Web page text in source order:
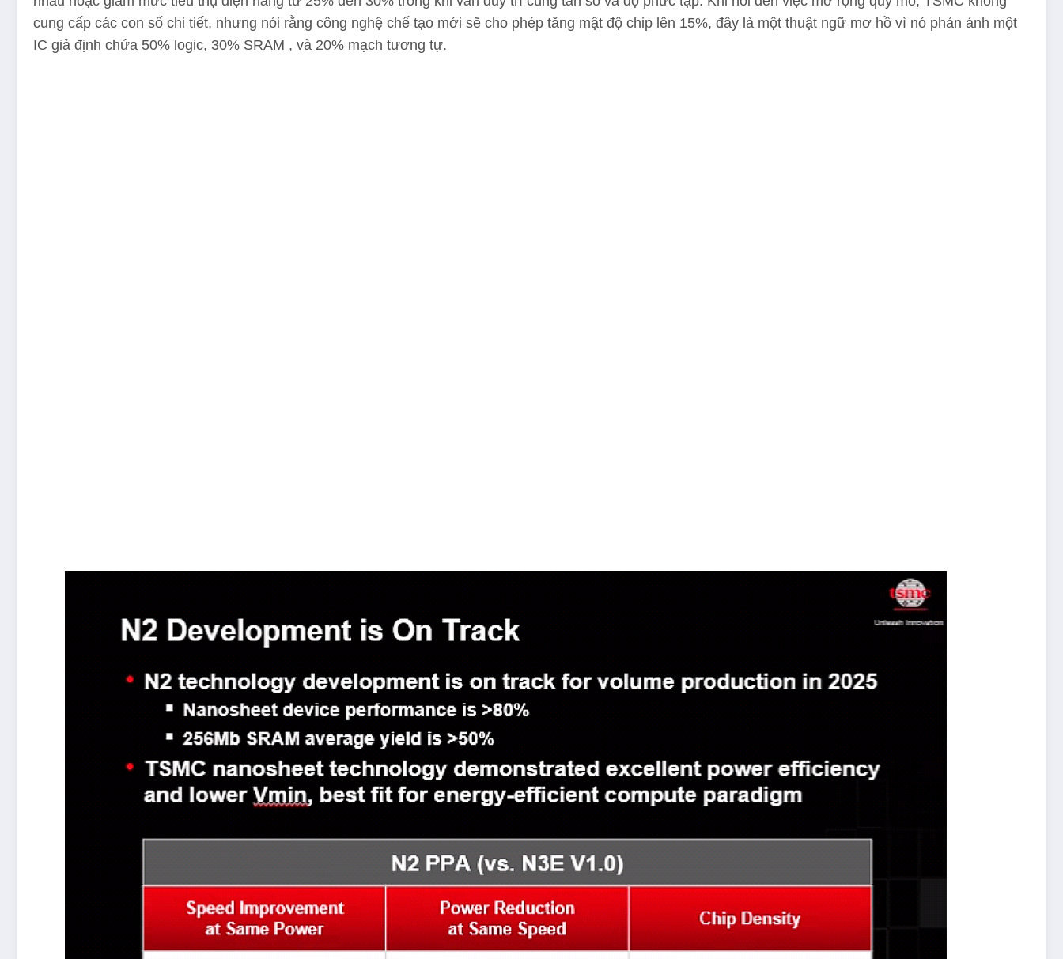
cung cấp các con số chi tiết, nhưng nói rằng công nghệ chế tạo mới sẽ cho phép tăng mật độ chip lên 15%, đây là một thuật ngữ mơ hồ vì nó phản ánh một
IC giả định chứa 50% logic, 30% SRAM , và 20% mạch tương tự.